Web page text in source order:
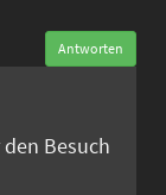
Antworten
Besuch